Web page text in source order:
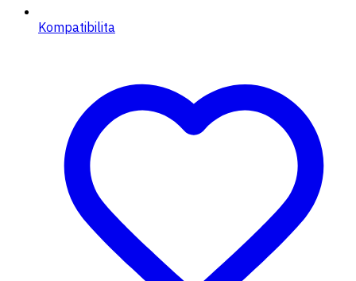
Kompatibilita